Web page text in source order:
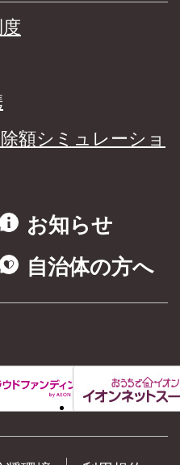
額シミュレーショ
お知らせ
自治体の方へ